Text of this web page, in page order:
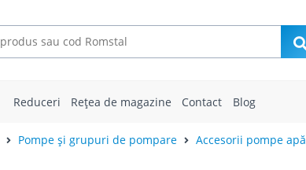
Reduceri Rețea de magazine Contact Blog
Pompe și grupuri de pompare Accesorii pompe apă